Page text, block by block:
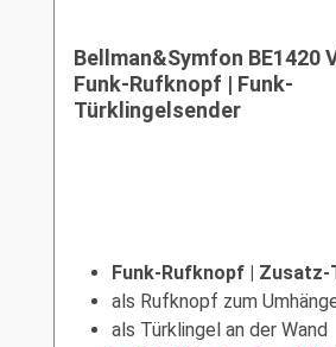
Bellman&Symfon BE1420
Funk-Rufknopf | Funk-
Türklingelsender
Funk-Rufknopf |
als Rufknopf zum
als Türklingel an der Wand